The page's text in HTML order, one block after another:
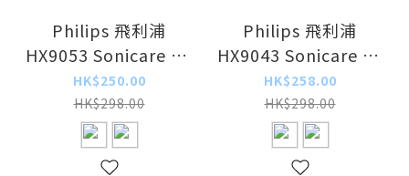
Philips 飛利浦
HX9053 Sonicare G3
Premium Gum Care
標準型聲波牙刷刷頭
(3支裝)
HK$250.00
HK$298.00
Philips 飛利浦
HX9043 Sonicare C3
Premium Plaque
Defense 標準型聲波
牙刷刷頭 (3支裝)
HK$258.00
HK$298.00